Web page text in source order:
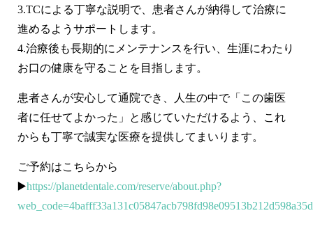
3.TCによる丁寧な説明で、患者さんが納得して治療に
進めるようサポートします。
4.治療後も長期的にメンテナンスを行い、生涯にわたり
お口の健康を守ることを目指します。
患者さんが安心して通院でき、人生の中で「この歯医
者に任せてよかった」と感じていただけるよう、これ
からも丁寧で誠実な医療を提供してまいります。
ご予約はこちらから
▶️https://planetdentale.com/reserve/about.php?